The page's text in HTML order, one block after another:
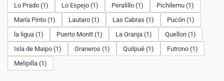
Lo Prado (1)
Lo Espejo (1) Peralillo (1)
Pichilemu (1)
María Pinto (1)
Lautaro (1) Las Cabras (1)
Pucón (1)
la ligua (1)
Puerto Montt (1) La Granja (1)
Quellon (1)
Isla de Maipo (1)
Graneros (1) Quilpué (1)
Futrono (1)
Melipilla (1)